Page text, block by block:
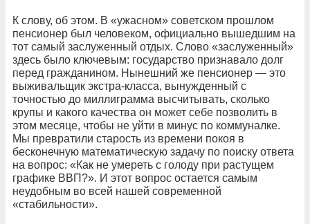
К слову, об этом. В «ужасном» советском прошлом
пенсионер был человеком, официально вышедшим на
тот самый заслуженный отдых. Слово «заслуженный»
здесь было ключевым: государство признавало долг
перед гражданином. Нынешний же пенсионер — это
выживальщик экстра-класса, вынужденный с
точностью до миллиграмма высчитывать, сколько
крупы и какого качества он может себе позволить в
этом месяце, чтобы не уйти в минус по коммуналке.
Мы превратили старость из времени покоя в
бесконечную математическую задачу по поиску ответа
на вопрос: «Как не умереть с голоду при растущем
графике ВВП?». И этот вопрос остается самым
неудобным во всей нашей современной
«стабильности».